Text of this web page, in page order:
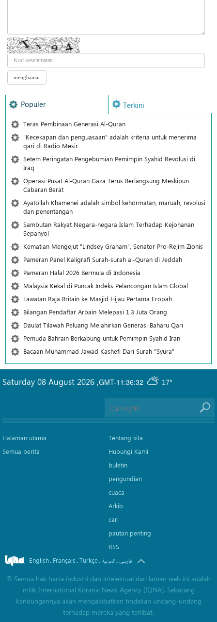
Populer Terkini
Teras Pembinaan Generasi Al-Quran
"Kecekapan dan penguasaan" adalah kriteria untuk menerima
qari di Radio Mesir
Setem Peringatan Pengebumian Pemimpin Syahid Revolusi di
Iraq
Operasi Pusat Al-Quran Gaza Terus Berlangsung Meskipun
Cabaran Berat
Ayatollah Khamenei adalah simbol kehormatan, maruah, revolusi
dan penentangan
Sambutan Rakyat Negara-negara Islam Terhadap Kejohanan
Sepanyol
Kematian Mengejut "Lindsey Graham", Senator Pro-Rejim Zionis
Pameran Panel Kaligrafi Surah-surah al-Quran di Jeddah
Pameran Halal 2026 Bermula di Indonesia
Malaysia Kekal di Puncak Indeks Pelancongan Islam Global
Lawatan Raja Britain ke Masjid Hijau Pertama Eropah
Bilangan Pendaftar Arbain Melepasi 1.3 Juta Orang
Daulat Tilawah Peluang Melahirkan Generasi Baharu Qari
Pemuda Bahrain Berkabung untuk Pemimpin Syahid Iran
Bacaan Muhammad Jawad Kashefi Dari Surah "Syura"
GMT-11:36:32 17°
Saturday 08 August 2026 ,
Halaman utama
Semua berita
Tentang kita
Hubungi Kami
buletin
pengundian
cuaca
Arkib
cari
pautan penting
RSS
English. Français.Türkçe. العربیة.فارسی
© Semua hak harta industri dan intelektual dari laman web ini adalah
milik International Koranic News Agency (IQNA). Sebarang
kandungannya akan mengakibatkan tindakan undang-undang
terhadap mereka yang terlibat.